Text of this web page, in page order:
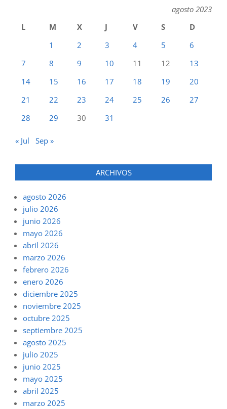
agosto 2023
L
M X J V S
D
1
2 3 4 5
6
7
8 9 10 11 12
13
14
15 16 17 18 19
20
21
22 23 24 25 26
27
28
29 30 31
« Jul Sep »
ARCHIVOS
agosto 2026
julio 2026
junio 2026
mayo 2026
abril 2026
marzo 2026
febrero 2026
enero 2026
diciembre 2025
noviembre 2025
octubre 2025
septiembre 2025
agosto 2025
julio 2025
junio 2025
mayo 2025
abril 2025
marzo 2025